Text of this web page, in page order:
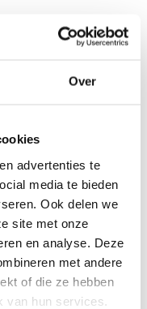
Over
advertenties te
media te bieden
Ook delen we
site met onze
en analyse. Deze
met andere
of die ze hebben
van hun services.